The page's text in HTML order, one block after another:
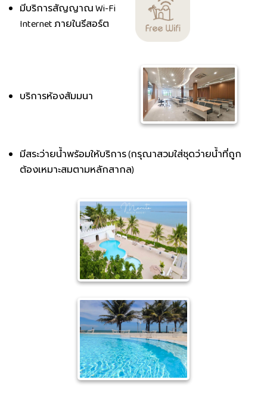
มีบริการสัญญาณ Wi-Fi
Internet ภายในรีสอร์ต
บริการห้องสัมมนา
มีสระว่ายน้ำพร้อมให้บริการ (กรุณาสวมใส่ชุดว่ายน้ำที่ถูก
ต้องเหมาะสมตามหลักสากล)